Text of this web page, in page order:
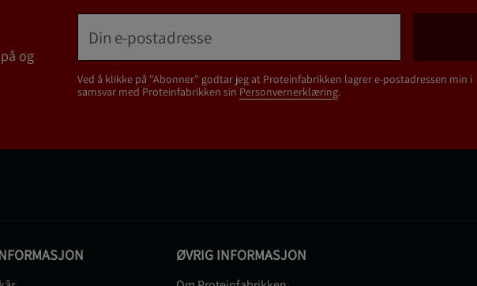
og
Ved å klikke på "Abonner" godtar jeg at Proteinfabrikken lagrer e-postadressen min i
samsvar med Proteinfabrikken sin Personvernerklæring.
ØVRIG INFORMASJON